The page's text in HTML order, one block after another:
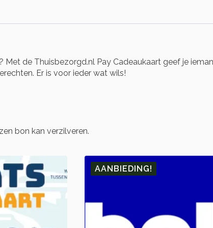
de Thuisbezorgd.nl Pay Cadeaukaart geef je
Er is voor ieder wat wils!
bon kan verzilveren.
AANBIEDING!